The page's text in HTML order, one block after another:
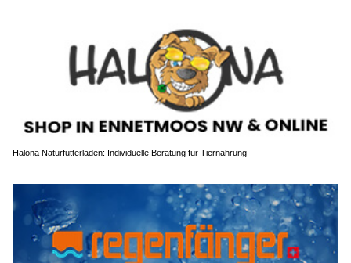
Halona Naturfutterladen: Individuelle Beratung für Tiernahrung